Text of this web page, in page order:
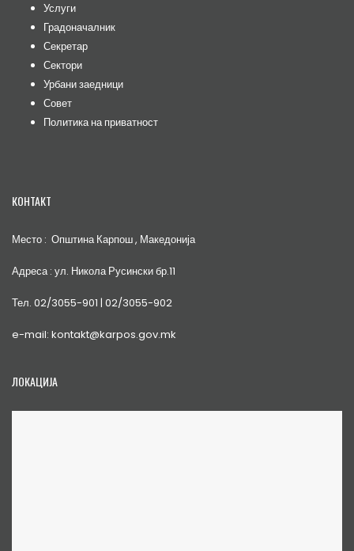
Услуги
Градоначалник
Секретар
Сектори
Урбани заедници
Совет
Политика на приватност
КОНТАКТ
Место : Општина Карпош , Македонија
Адреса : ул. Никола Русински бр.11
Тел. 02/3055-901 | 02/3055-902
e-mail: kontakt@karpos.gov.mk
ЛОКАЦИЈА